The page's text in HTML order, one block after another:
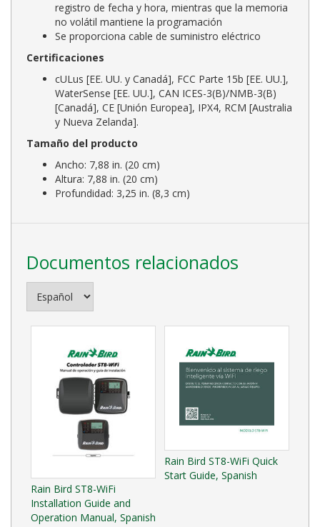
registro de fecha y hora, mientras que la memoria
no volátil mantiene la programación
Se proporciona cable de suministro eléctrico
Certificaciones
cULus [EE. UU. y Canadá], FCC Parte 15b [EE. UU.],
WaterSense [EE. UU.], CAN ICES-3(B)/NMB-3(B)
[Canadá], CE [Unión Europea], IPX4, RCM [Australia
y Nueva Zelanda].
Tamaño del producto
Ancho: 7,88 in. (20 cm)
Altura: 7,88 in. (20 cm)
Profundidad: 3,25 in. (8,3 cm)
Documentos relacionados
Rain Bird ST8-WiFi
Installation Guide and
Operation Manual, Spanish
Rain Bird ST8-WiFi Quick
Start Guide, Spanish